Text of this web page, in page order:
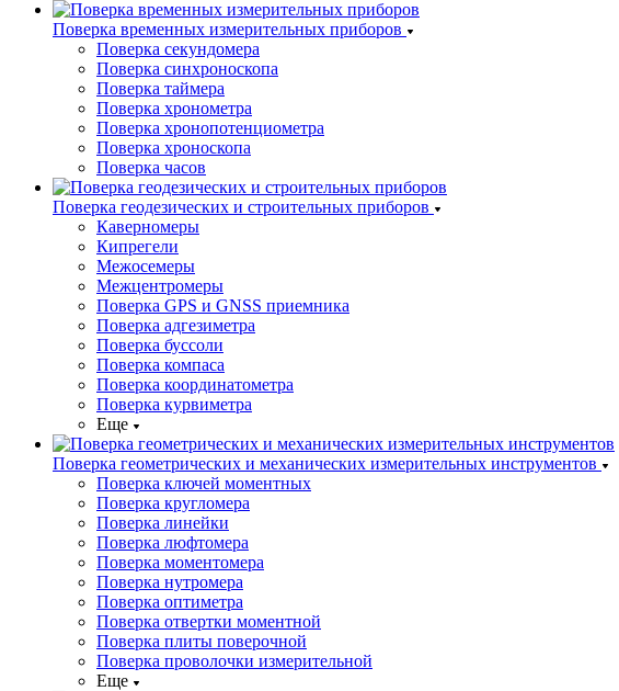
Поверка временных измерительных приборов
Поверка секундомера
Поверка синхроноскопа
Поверка таймера
Поверка хронометра
Поверка хронопотенциометра
Поверка хроноскопа
Поверка часов
Поверка геодезических и строительных приборов
Каверномеры
Кипрегели
Межосемеры
Межцентромеры
Поверка GPS и GNSS приемника
Поверка адгезиметра
Поверка буссоли
Поверка компаса
Поверка координатометра
Поверка курвиметра
Еще
Поверка геометрических и механических измерительных инструментов
Поверка ключей моментных
Поверка кругломера
Поверка линейки
Поверка люфтомера
Поверка моментомера
Поверка нутромера
Поверка оптиметра
Поверка отвертки моментной
Поверка плиты поверочной
Поверка проволочки измерительной
Еще